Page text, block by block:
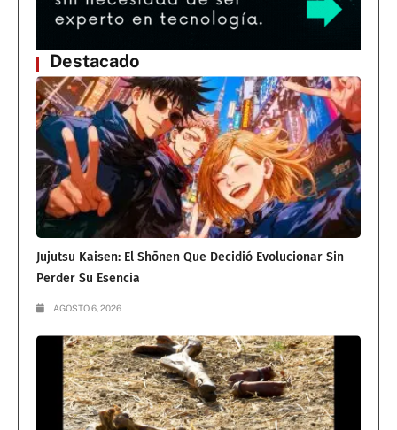
Destacado
Jujutsu Kaisen: El Shōnen Que Decidió Evolucionar Sin
Perder Su Esencia
AGOSTO 6, 2026